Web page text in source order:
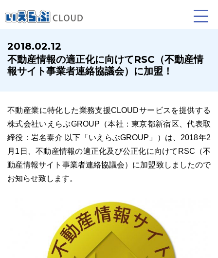
賃貸仲介 売買仲介 賃貸管理
2018.02.12
不動産情報の適正化に向けてRSC（不動産情
報サイト事業者連絡協議会）に加盟！
不動産業に特化した業務支援CLOUDサービスを提供する
株式会社いえらぶGROUP（本社：東京都新宿区、代表取
締役：岩名泰介 以下「いえらぶGROUP」）は、2018年2
月1日、不動産情報の適正化及び公正化に向けてRSC（不
動産情報サイト事業者連絡協議会）に加盟致しましたので
お知らせ致します。